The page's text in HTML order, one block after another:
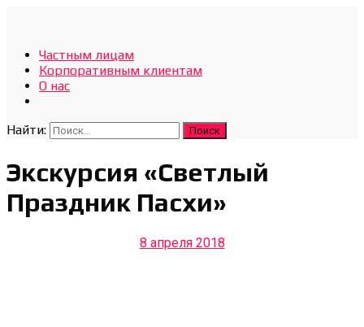
Отдых Без Границ
Эксклюзивные экскурсии по Севастополю и Крыму
Частным лицам
Корпоративным клиентам
О нас
Найти:
Экскурсия «Светлый
Праздник Пасхи»
8 апреля 2018